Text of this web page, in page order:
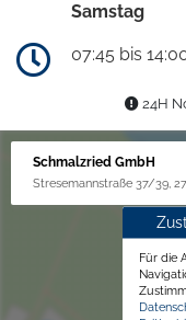
Samstag
07:45 bis
24H
Schmalzried GmbH
Stresemannstraße 37/39,
Für die